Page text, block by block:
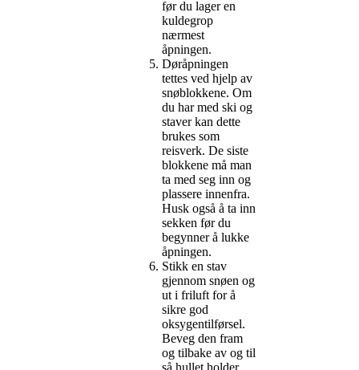
før du lager en
kuldegrop
nærmest
åpningen.
Døråpningen
tettes ved hjelp av
snøblokkene. Om
du har med ski og
staver kan dette
brukes som
reisverk. De siste
blokkene må man
ta med seg inn og
plassere innenfra.
Husk også å ta inn
sekken før du
begynner å lukke
åpningen.
Stikk en stav
gjennom snøen og
ut i friluft for å
sikre god
oksygentilførsel.
Beveg den fram
og tilbake av og til
så hullet holder